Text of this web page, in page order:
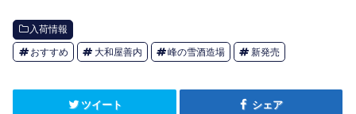
入荷情報
おすすめ 大和屋善内 峰の雪酒造場 新発売
ツイート シェア